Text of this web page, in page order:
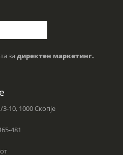
за директен маркетинг.
10, 1000 Скопје
481